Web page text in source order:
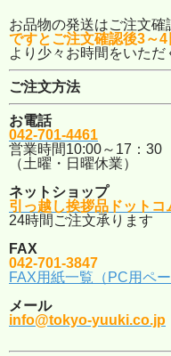
お品物の発送はご注文確
ですとご注文確認後3～4
より少々お時間をいただ
ご注文方法
お電話
042-701-4461
営業時間10:00～17：30
（土曜・日曜休業）
ネットショップ
引っ越し挨拶品ドットコ
24時間ご注文承ります
FAX
042-701-3847
FAX用紙一覧（PC用ペー
メール
info@tokyo-yuuki.co.jp